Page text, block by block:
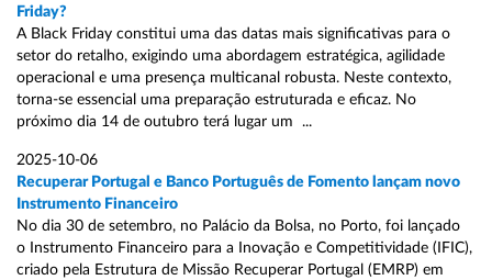
Friday?
A Black Friday constitui uma das datas mais significativas para o
setor do retalho, exigindo uma abordagem estratégica, agilidade
operacional e uma presença multicanal robusta. Neste contexto,
torna-se essencial uma preparação estruturada e eficaz. No
próximo dia 14 de outubro terá lugar um ...
2025-10-06
Recuperar Portugal e Banco Português de Fomento lançam novo
Instrumento Financeiro
No dia 30 de setembro, no Palácio da Bolsa, no Porto, foi lançado
o Instrumento Financeiro para a Inovação e Competitividade (IFIC),
criado pela Estrutura de Missão Recuperar Portugal (EMRP) em